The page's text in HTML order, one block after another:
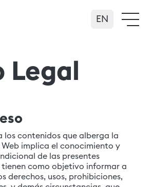
English
Legal
los contenidos que alberga la
implica el conocimiento y
de las presentes
tienen como objetivo informar a
derechos, usos, prohibiciones,